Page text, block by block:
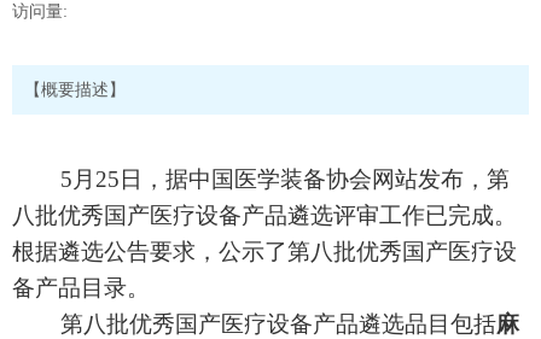
访问量:
【概要描述】
5月25日，据中国医学装备协会网站发布，第
八批优秀国产医疗设备产品遴选评审工作已完成。
根据遴选公告要求，公示了第八批优秀国产医疗设
备产品目录。
第八批优秀国产医疗设备产品遴选品目包括麻